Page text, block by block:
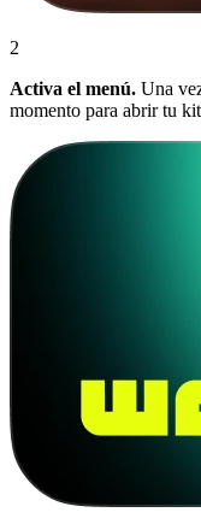
2
Activa el menú. Una
momento para abrir tu